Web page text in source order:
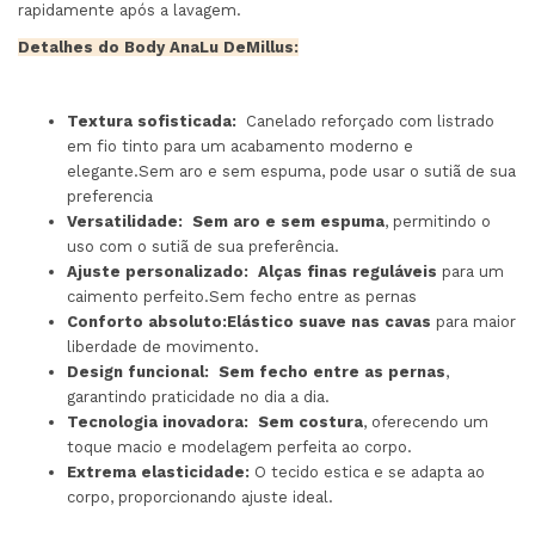
rapidamente após a lavagem.
Detalhes do Body AnaLu DeMillus:
Textura sofisticada:
Canelado reforçado com listrado
em fio tinto para um acabamento moderno e
elegante.Sem aro e sem espuma, pode usar o sutiã de sua
preferencia
Versatilidade: Sem aro e sem espuma, permitindo o
uso com o sutiã de sua preferência.
Ajuste personalizado: Alças finas reguláveis para um
caimento perfeito.Sem fecho entre as pernas
Conforto absoluto:Elástico suave nas cavas para maior
liberdade de movimento.
Design funcional: Sem fecho entre as pernas,
garantindo praticidade no dia a dia.
Tecnologia inovadora: Sem costura, oferecendo um
toque macio e modelagem perfeita ao corpo.
Extrema elasticidade: O tecido estica e se adapta ao
corpo, proporcionando ajuste ideal.